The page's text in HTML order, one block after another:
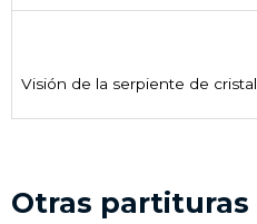
Visión de la serpiente de cristal
Otras partituras